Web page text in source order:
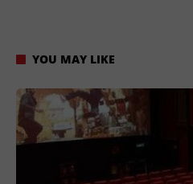
YOU MAY LIKE